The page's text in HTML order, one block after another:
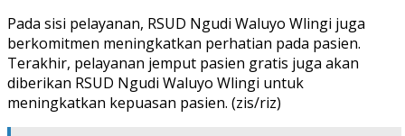
Pada sisi pelayanan, RSUD Ngudi Waluyo Wlingi juga
berkomitmen meningkatkan perhatian pada pasien.
Terakhir, pelayanan jemput pasien gratis juga akan
diberikan RSUD Ngudi Waluyo Wlingi untuk
meningkatkan kepuasan pasien. (zis/riz)